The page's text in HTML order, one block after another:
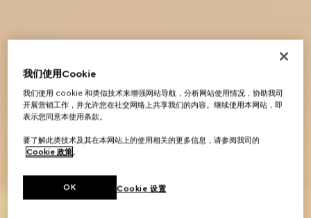
我们使用Cookie
我们使用 cookie 和类似技术来增强网站导航，分析网站使用情况，协助我司
开展营销工作，并允许您在社交网络上共享我们的内容。继续使用本网站，即
表示您同意本使用条款。
要了解此类技术及其在本网站上的使用相关的更多信息，请参阅我司的
Cookie 政策。
Cookie 设置
OK